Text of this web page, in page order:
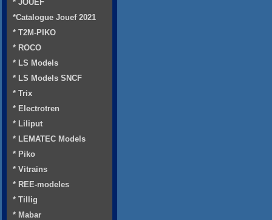
* JOUEF
*Catalogue Jouef 2021
* T2M-PIKO
* ROCO
* LS Models
* LS Models SNCF
* Trix
* Electrotren
* Liliput
* LEMATEC Models
* Piko
* Vitrains
* REE-modeles
* Tillig
* Mabar